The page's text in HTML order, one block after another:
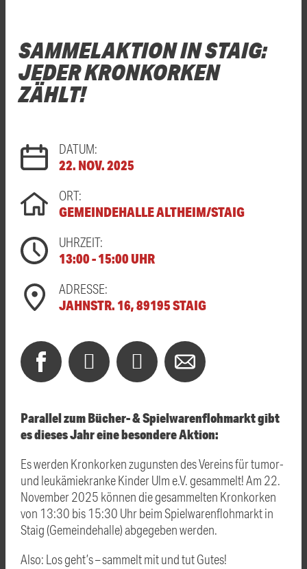
SAMMELAKTION IN STAIG:
JEDER KRONKORKEN
ZÄHLT!
DATUM:
22. NOV. 2025
ORT:
GEMEINDEHALLE ALTHEIM/STAIG
UHRZEIT:
13:00 - 15:00 UHR
ADRESSE:
JAHNSTR. 16, 89195 STAIG
Parallel zum Bücher- & Spielwarenflohmarkt gibt
es dieses Jahr eine besondere Aktion:
Es werden Kronkorken zugunsten des Vereins für tumor-
und leukämiekranke Kinder Ulm e.V. gesammelt! Am 22.
November 2025 können die gesammelten Kronkorken
von 13:30 bis 15:30 Uhr beim Spielwarenflohmarkt in
Staig (Gemeindehalle) abgegeben werden.
Also: Los geht’s – sammelt mit und tut Gutes!